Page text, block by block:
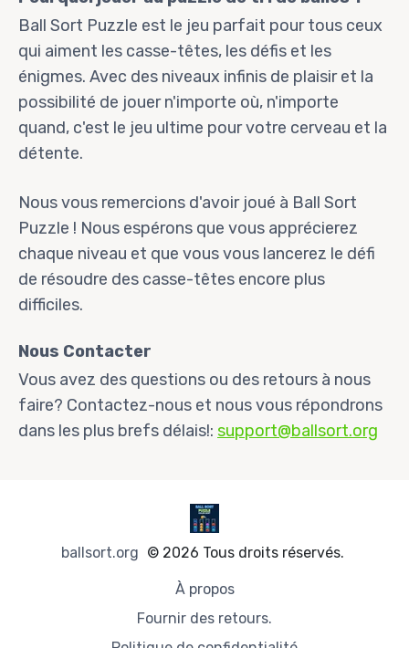
Ball Sort Puzzle est le jeu parfait pour tous ceux
qui aiment les casse-têtes, les défis et les
énigmes. Avec des niveaux infinis de plaisir et la
possibilité de jouer n'importe où, n'importe
quand, c'est le jeu ultime pour votre cerveau et la
détente.
Nous vous remercions d'avoir joué à Ball Sort
Puzzle ! Nous espérons que vous apprécierez
chaque niveau et que vous vous lancerez le défi
de résoudre des casse-têtes encore plus
difficiles.
Nous Contacter
Vous avez des questions ou des retours à nous
faire? Contactez-nous et nous vous répondrons
dans les plus brefs délais!: support@ballsort.org
ballsort.org © 2026 Tous droits réservés.
À propos
Fournir des retours.